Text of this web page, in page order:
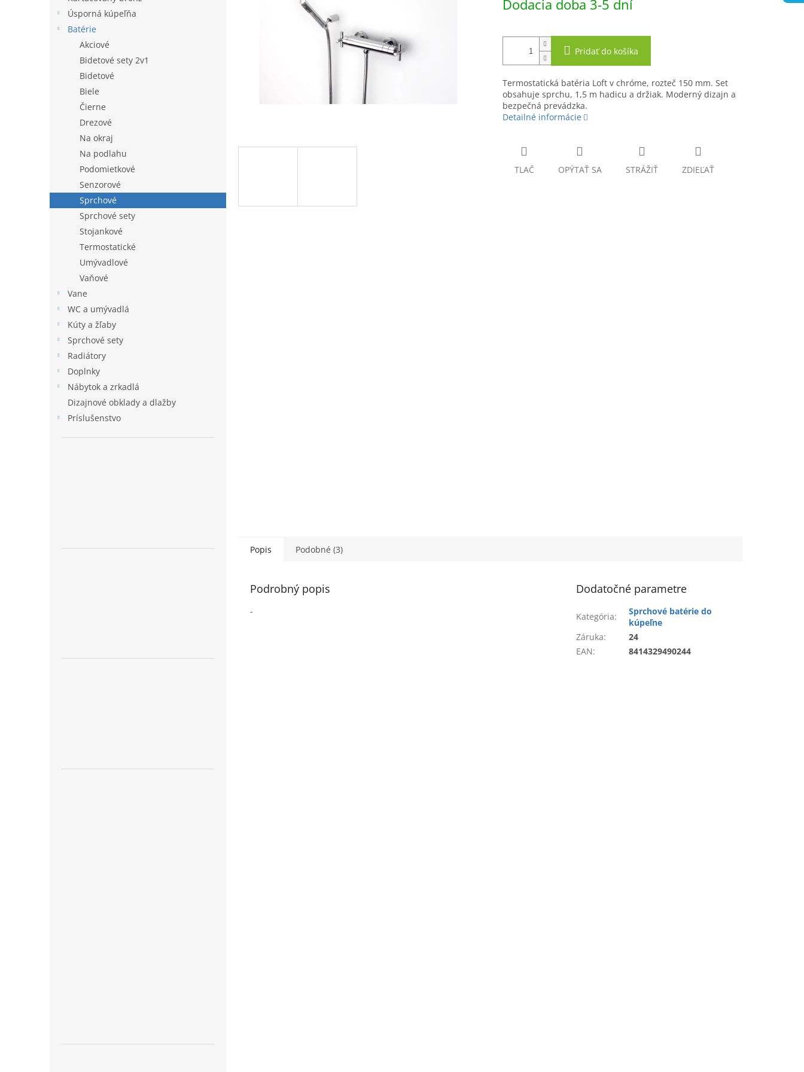
Úsporná kúpeľňa
Batérie
Akciové
Bidetové sety 2v1
Bidetové
Biele
Čierne
Drezové
Na okraj
Na podlahu
Podomietkové
Senzorové
Sprchové
Sprchové sety
Stojankové
Termostatické
Umývadlové
Vaňové
Vane
WC a umývadlá
Kúty a žľaby
Sprchové sety
Radiátory
Doplnky
Nábytok a zrkadlá
Dizajnové obklady a dlažby
Príslušenstvo
cena:
Dodacia doba 3-5 dní
Pridať do košíka
Termostatická batéria Loft v chróme, rozteč 150 mm. Set
obsahuje sprchu, 1,5 m hadicu a držiak. Moderný dizajn a
bezpečná prevádzka.
Detailné informácie
TLAČ OPÝTAŤ SA STRÁŽIŤ ZDIEĽAŤ
Popis Podobné (3)
Podrobný popis
-
Dodatočné parametre
Kategória:
Sprchové batérie do
kúpeľne
Záruka:
24
EAN: 8414329490244